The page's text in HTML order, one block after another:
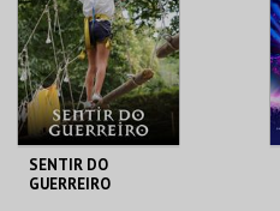
MAIS INFO
COMPRAR
SENTIR DO
GUERREIRO